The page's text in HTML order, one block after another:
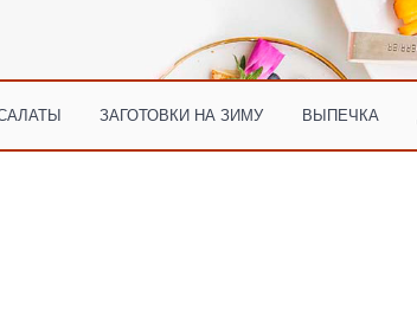
ЗАГОТОВКИ НА ЗИМУ ВЫПЕЧКА